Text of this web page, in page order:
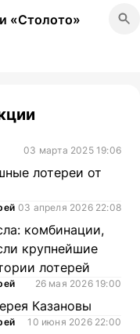
«Столото»
03 марта 2025 19:06
лотереи от
03 апреля 2026 22:08
комбинации,
крупнейшие
лотерей
26 мая 2026 19:00
Казановы
10 июня 2026 22:00